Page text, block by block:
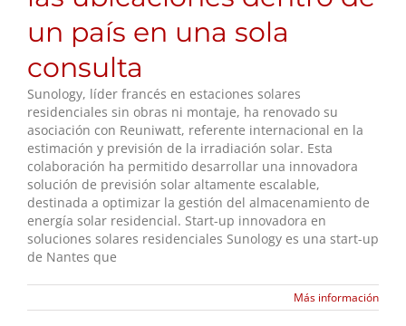
un país en una sola
consulta
Sunology, líder francés en estaciones solares
residenciales sin obras ni montaje, ha renovado su
asociación con Reuniwatt, referente internacional en la
estimación y previsión de la irradiación solar. Esta
colaboración ha permitido desarrollar una innovadora
solución de previsión solar altamente escalable,
destinada a optimizar la gestión del almacenamiento de
energía solar residencial. Start-up innovadora en
soluciones solares residenciales Sunology es una start-up
de Nantes que
Más información